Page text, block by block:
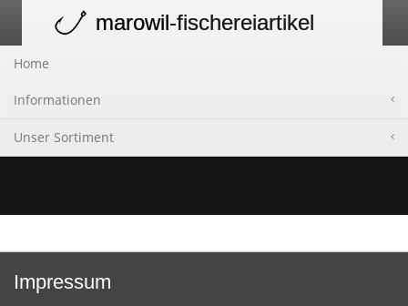
navigation
marowil-fischereiartikel
Home
Informationen
Unser Sortiment
Impressum